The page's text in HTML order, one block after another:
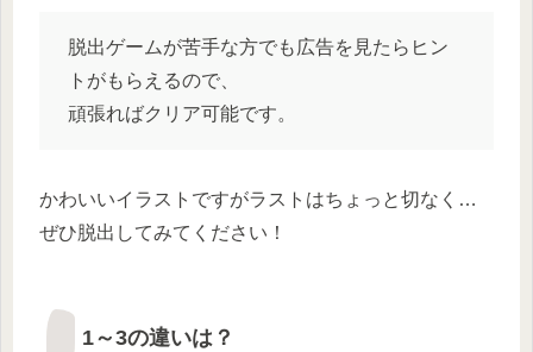
脱出ゲームが苦手な方でも広告を見たらヒン
トがもらえるので、
頑張ればクリア可能です。
かわいいイラストですがラストはちょっと切なく…
ぜひ脱出してみてください！
1～3の違いは？